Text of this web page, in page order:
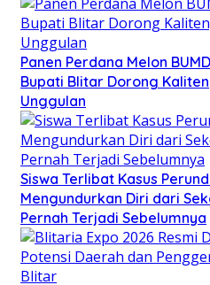
Panen Perdana Melon
Bupati Blitar Dorong
Unggulan
Siswa Terlibat Kasus
Mengundurkan Diri dari
Pernah Terjadi Sebelumnya